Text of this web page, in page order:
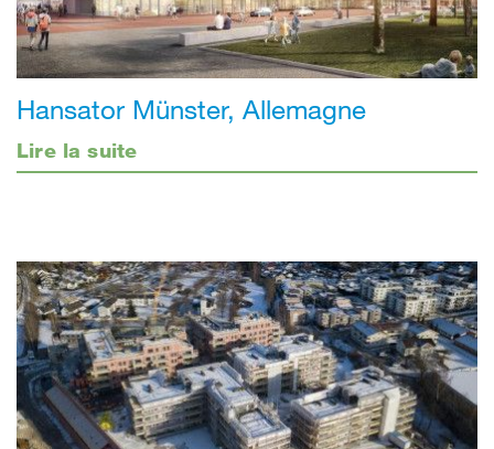
Hansator Münster, Allemagne
Lire la suite